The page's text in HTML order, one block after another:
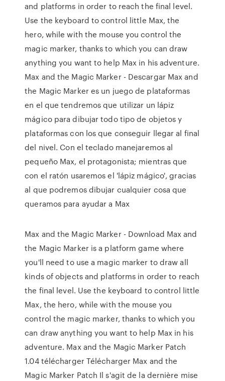
and platforms in order to reach the final level.
Use the keyboard to control little Max, the
hero, while with the mouse you control the
magic marker, thanks to which you can draw
anything you want to help Max in his adventure.
Max and the Magic Marker - Descargar Max and
the Magic Marker es un juego de plataformas
en el que tendremos que utilizar un lápiz
mágico para dibujar todo tipo de objetos y
plataformas con los que conseguir llegar al final
del nivel. Con el teclado manejaremos al
pequeño Max, el protagonista; mientras que
con el ratón usaremos el 'lápiz mágico', gracias
al que podremos dibujar cualquier cosa que
queramos para ayudar a Max
Max and the Magic Marker - Download Max and
the Magic Marker is a platform game where
you'll need to use a magic marker to draw all
kinds of objects and platforms in order to reach
the final level. Use the keyboard to control little
Max, the hero, while with the mouse you
control the magic marker, thanks to which you
can draw anything you want to help Max in his
adventure. Max and the Magic Marker Patch
1.04 télécharger Télécharger Max and the
Magic Marker Patch Il s'agit de la dernière mise